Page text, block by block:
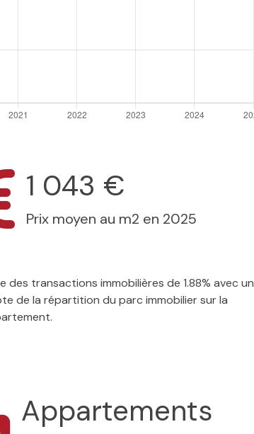
1 043 €
Prix moyen au m2 en 2025
transactions immobilières de 1.88% avec un
de la répartition du parc immobilier sur la
Appartements